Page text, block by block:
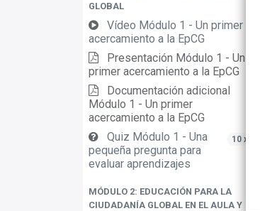
GLOBAL
Vídeo Módulo 1 - Un primer
acercamiento a la EpCG
Presentación Módulo 1 - Un
primer acercamiento a la EpCG
Documentación adicional
Módulo 1 - Un primer
acercamiento a la EpCG
Quiz Módulo 1 - Una
pequeña pregunta para
evaluar aprendizajes
10 xp
MÓDULO 2: EDUCACIÓN PARA LA
CIUDADANÍA GLOBAL EN EL AULA Y